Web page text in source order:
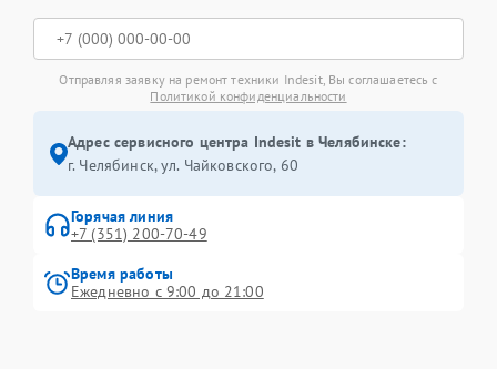
Отправляя заявку на ремонт техники Indesit, Вы соглашаетесь с
Политикой конфиденциальности
Адрес сервисного центра Indesit в Челябинске:
г. Челябинск, ул. Чайковского, 60
Горячая линия
+7 (351) 200-70-49
Время работы
Ежедневно с 9:00 до 21:00